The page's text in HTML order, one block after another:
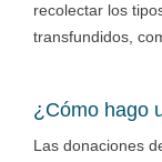
recolectar los
transfundidos,
¿Cómo hago
Las donaciones